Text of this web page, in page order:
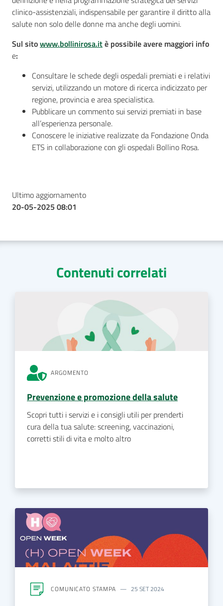
clinico-assistenziali, indispensabile per garantire il diritto alla
salute non solo delle donne ma anche degli uomini.
Sul sitowww.bollinirosa.itè possibileavere maggiori info
e:
Consultare le schede degli ospedali premiati e i relativi
servizi, utilizzando un motore di ricerca indicizzato per
regione, provincia e area specialistica.
Pubblicare un commento sui servizi premiati in base
all’esperienza personale.
Conoscere le iniziative realizzate da Fondazione Onda
ETS in collaborazione con gli ospedali Bollino Rosa.
Ultimo aggiornamento
20-05-2025 08:01
Contenuti correlati
ARGOMENTO
Prevenzione e promozione della salute
Scopri tutti i servizi e i consigli utili per prenderti
cura della tua salute: screening, vaccinazioni,
corretti stili di vita e molto altro
COMUNICATO STAMPA 25 SET 2024